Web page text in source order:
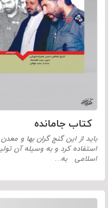
کتاب جامانده
باید از این گنج گران بها و
استفاده کرد و به وسیله آن
اسلامی به…